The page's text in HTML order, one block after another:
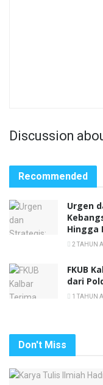
Discussion
Recommended
Urgen
Hingga
2 TAHUN
FKUB
dari
1 TAHUN
Don't Miss